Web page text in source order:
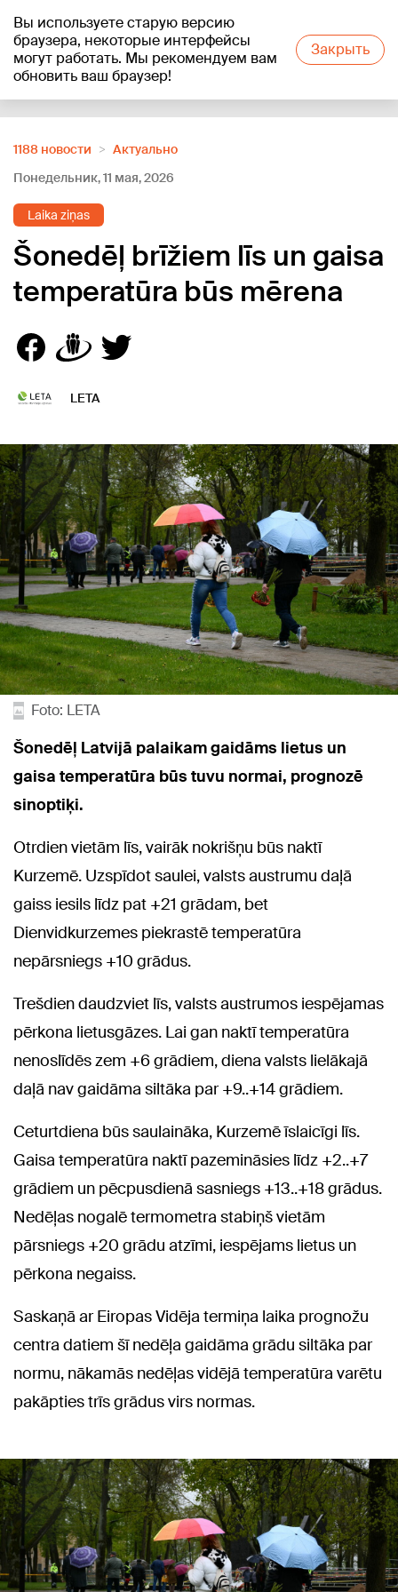
Вы используете старую версию
браузера, некоторые интерфейсы
могут работать. Мы рекомендуем вам
обновить ваш браузер!
Закрыть
+21°C
1188 новости
Актуально
Понедельник, 11 мая, 2026
Laika ziņas
Šonedēļ brīžiem līs un gaisa
temperatūra būs mērena
LETA
Foto: LETA
Šonedēļ Latvijā palaikam gaidāms lietus un
gaisa temperatūra būs tuvu normai, prognozē
sinoptiķi.
Otrdien vietām līs, vairāk nokrišņu būs naktī
Kurzemē. Uzspīdot saulei, valsts austrumu daļā
gaiss iesils līdz pat +21 grādam, bet
Dienvidkurzemes piekrastē temperatūra
nepārsniegs +10 grādus.
Trešdien daudzviet līs, valsts austrumos iespējamas
pērkona lietusgāzes. Lai gan naktī temperatūra
nenoslīdēs zem +6 grādiem, diena valsts lielākajā
daļā nav gaidāma siltāka par +9..+14 grādiem.
Ceturtdiena būs saulaināka, Kurzemē īslaicīgi līs.
Gaisa temperatūra naktī pazemināsies līdz +2..+7
grādiem un pēcpusdienā sasniegs +13..+18 grādus.
Nedēļas nogalē termometra stabiņš vietām
pārsniegs +20 grādu atzīmi, iespējams lietus un
pērkona negaiss.
Saskaņā ar Eiropas Vidēja termiņa laika prognožu
centra datiem šī nedēļa gaidāma grādu siltāka par
normu, nākamās nedēļas vidējā temperatūra varētu
pakāpties trīs grādus virs normas.